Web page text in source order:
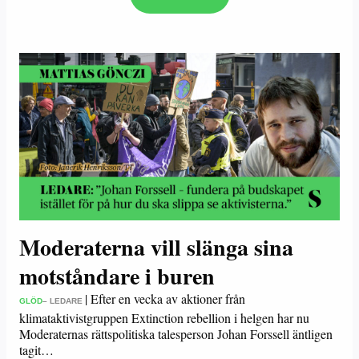
Moderaterna vill slänga sina
motståndare i buren
GLÖD– LEDARE |Efter en vecka av aktioner från
klimataktivistgruppen Extinction rebellion i helgen har nu
Moderaternas rättspolitiska talesperson Johan Forssell äntligen
tagit…